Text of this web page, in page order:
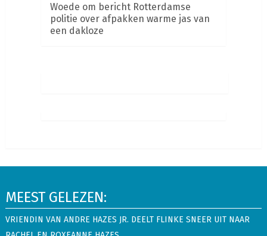
Woede om bericht Rotterdamse
politie over afpakken warme jas van
een dakloze
MEEST GELEZEN:
VRIENDIN VAN ANDRE HAZES JR. DEELT FLINKE SNEER UIT NAAR